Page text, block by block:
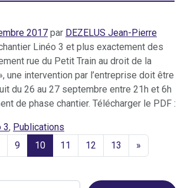
2017 par DEZELUS Jean-Pierre
Linéo 3 et plus exactement des
rue du Petit Train au droit de la
une intervention par l’entreprise doit être
du 26 au 27 septembre entre 21h et 6h
de phase chantier. Télécharger le PDF :
3, Publications
9 10 11 12 13 »